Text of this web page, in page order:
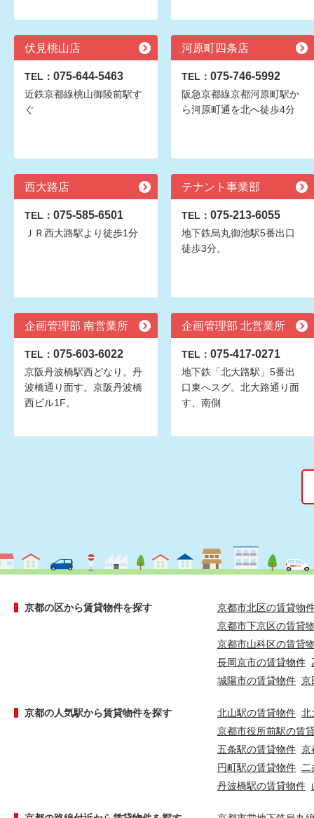
伏見桃山店
TEL： 075-644-5463
近鉄京都線桃山御陵前駅す
ぐ
河原町四条店
TEL： 075-746-5992
阪急京都線京都河原町駅か
ら河原町通を北へ徒歩4分
西大路店
TEL： 075-585-6501
ＪＲ西大路駅より徒歩1分
テナント事業部
TEL： 075-213-6055
地下鉄烏丸御池駅5番出口
徒歩3分。
企画管理部 南営業所
TEL： 075-603-6022
京阪丹波橋駅西どなり。丹
波橋通り面す。京阪丹波橋
西ビル1F。
企画管理部 北営業所
TEL： 075-417-0271
地下鉄「北大路駅」5番出
口東へスグ。北大路通り面
す、南側
京都の区から賃貸物件を探す
京都市北区の賃貸物
京都市下京区の賃貸
京都市山科区の賃貸
長岡京市の賃貸物件
城陽市の賃貸物件 京
京都の人気駅から賃貸物件を探す 北山駅の賃貸物件 北
京都市役所前駅の賃
五条駅の賃貸物件 京
円町駅の賃貸物件
丹波橋駅の賃貸物件